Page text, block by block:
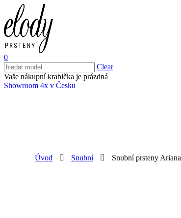
0
Clear
Vaše nákupní krabička je prázdná
Showroom 4x v Česku
Úvod Snubní Snubní prsteny Ariana